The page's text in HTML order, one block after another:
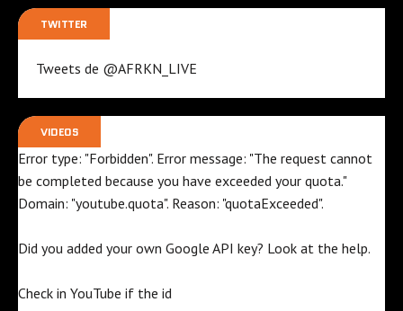
TWITTER
Tweets de @AFRKN_LIVE
VIDEOS
Error type: "Forbidden". Error message: "The request cannot
be completed because you have exceeded your quota."
Domain: "youtube.quota". Reason: "quotaExceeded".
Did you added your own Google API key? Look at the help.
Check in YouTube if the id